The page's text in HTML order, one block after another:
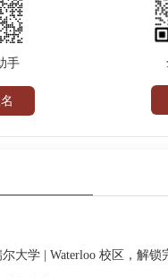
手
大学 | Waterloo 校区，解锁